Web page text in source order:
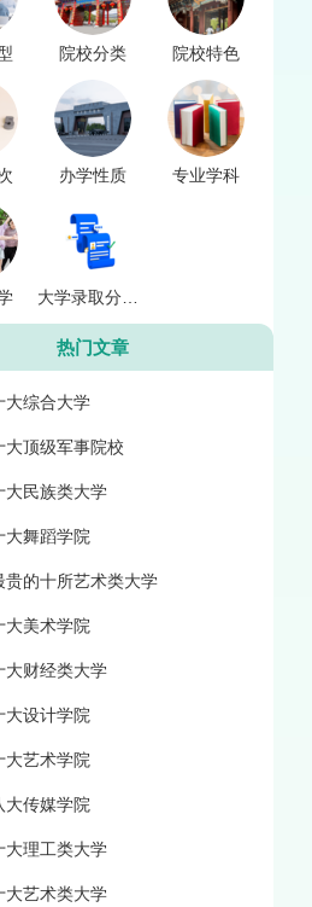
院校分类 院校特色
办学性质 专业学科
大学录取分数线
热门文章
大综合大学
大顶级军事院校
大民族类大学
大舞蹈学院
贵的十所艺术类大学
大美术学院
大财经类大学
大设计学院
大艺术学院
大传媒学院
大理工类大学
大艺术类大学